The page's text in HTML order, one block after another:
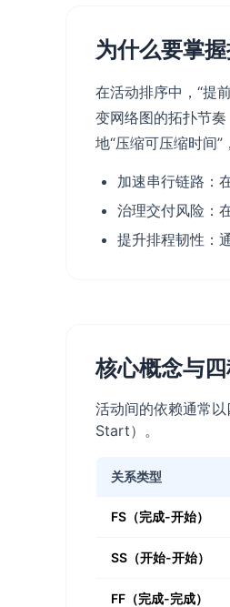
为什么要掌
在活动排序中，“提
变网络图的拓扑节
地“压缩可压缩时间
加速串行链路：
治理交付风险：
提升排程韧性：
核心概念与
活动间的依赖通常
Start）。
关系类型
FS（完成-开始）
SS（开始-开始）
FF（完成-完成）